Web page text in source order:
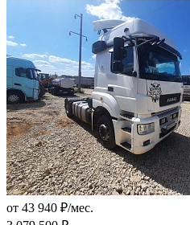
от 43 940 ₽/мес.